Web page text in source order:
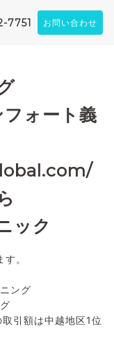
7751 お問い合わせ
ォート義
なら
ック
。
ング
引額は中越地区1位